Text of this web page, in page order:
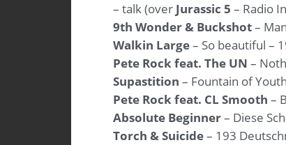
– talk (over Jurassic 5 – Radio
9th Wonder & Buckshot–
Walkin Large– So beautiful –
Pete Rock feat. The UN –
Supastition – Fountain of
Pete Rock feat. CL Smooth –
Absolute Beginner– Diese
Torch & Suicide– 193